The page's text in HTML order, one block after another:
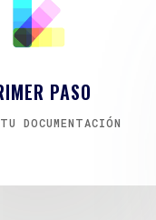
PASO
DOCUMENTACIÓN